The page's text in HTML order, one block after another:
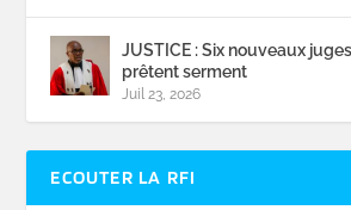
JUSTICE : Six nouveaux
prêtent serment
Juil 23, 2026
ECOUTER LA RFI